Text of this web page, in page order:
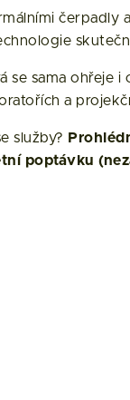
čerpadly
se sama ohřeje
a
služby?
poptávku